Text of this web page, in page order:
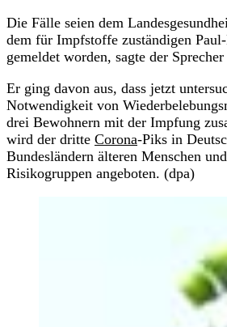
Die Fälle seien dem
dem für Impfstoffe zuständigen
gemeldet worden, sagte der
Er ging davon aus, dass jetzt
Notwendigkeit von
drei Bewohnern mit der Impfung
wird der dritte Corona-Piks in
Bundesländern älteren Menschen
Risikogruppen angeboten. (dpa)